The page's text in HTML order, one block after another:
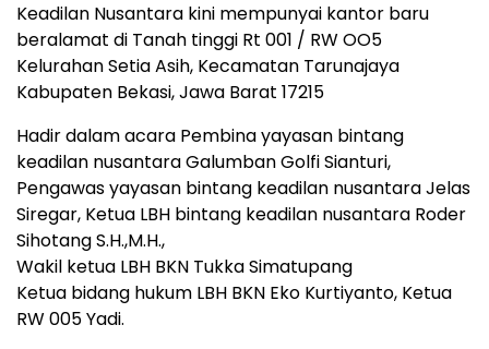
Keadilan Nusantara kini mempunyai kantor baru
beralamat di Tanah tinggi Rt 001 / RW OO5
Kelurahan Setia Asih, Kecamatan Tarunajaya
Kabupaten Bekasi, Jawa Barat 17215
Hadir dalam acara Pembina yayasan bintang
keadilan nusantara Galumban Golfi Sianturi,
Pengawas yayasan bintang keadilan nusantara Jelas
Siregar, Ketua LBH bintang keadilan nusantara Roder
Sihotang S.H.,M.H.,
Wakil ketua LBH BKN Tukka Simatupang
Ketua bidang hukum LBH BKN Eko Kurtiyanto, Ketua
RW 005 Yadi.